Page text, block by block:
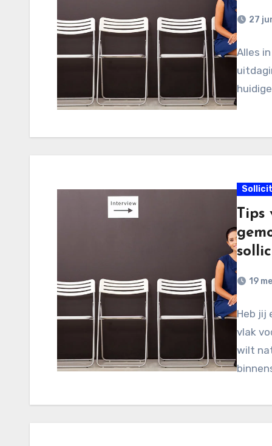
27
Alles
Tips
19
Heb jij
vlak
wilt